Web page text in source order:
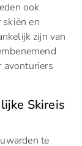
ook
en
zijn van
avonturiers
Skireis
te